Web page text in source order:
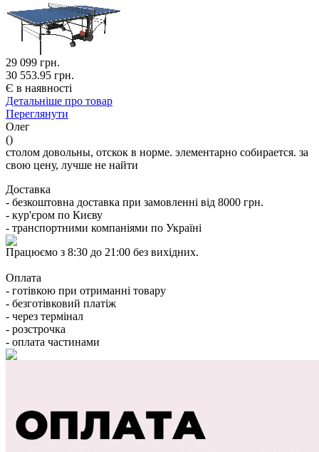
29 099 грн.
30 553.95 грн.
Є в наявності
Детальніше про товар
Переглянути
Олег
()
столом довольны, отскок в норме. элементарно собирается. за
свою цену, лучше не найти
Доставка
- безкоштовна доставка при замовленні від 8000 грн.
- кур'єром по Києву
- транспортними компаніями по Україні
Працюємо з 8:30 до 21:00 без вихідних.
Оплата
- готівкою при отриманні товару
- безготівковий платіж
- через термінал
- розстрочка
- оплата частинами